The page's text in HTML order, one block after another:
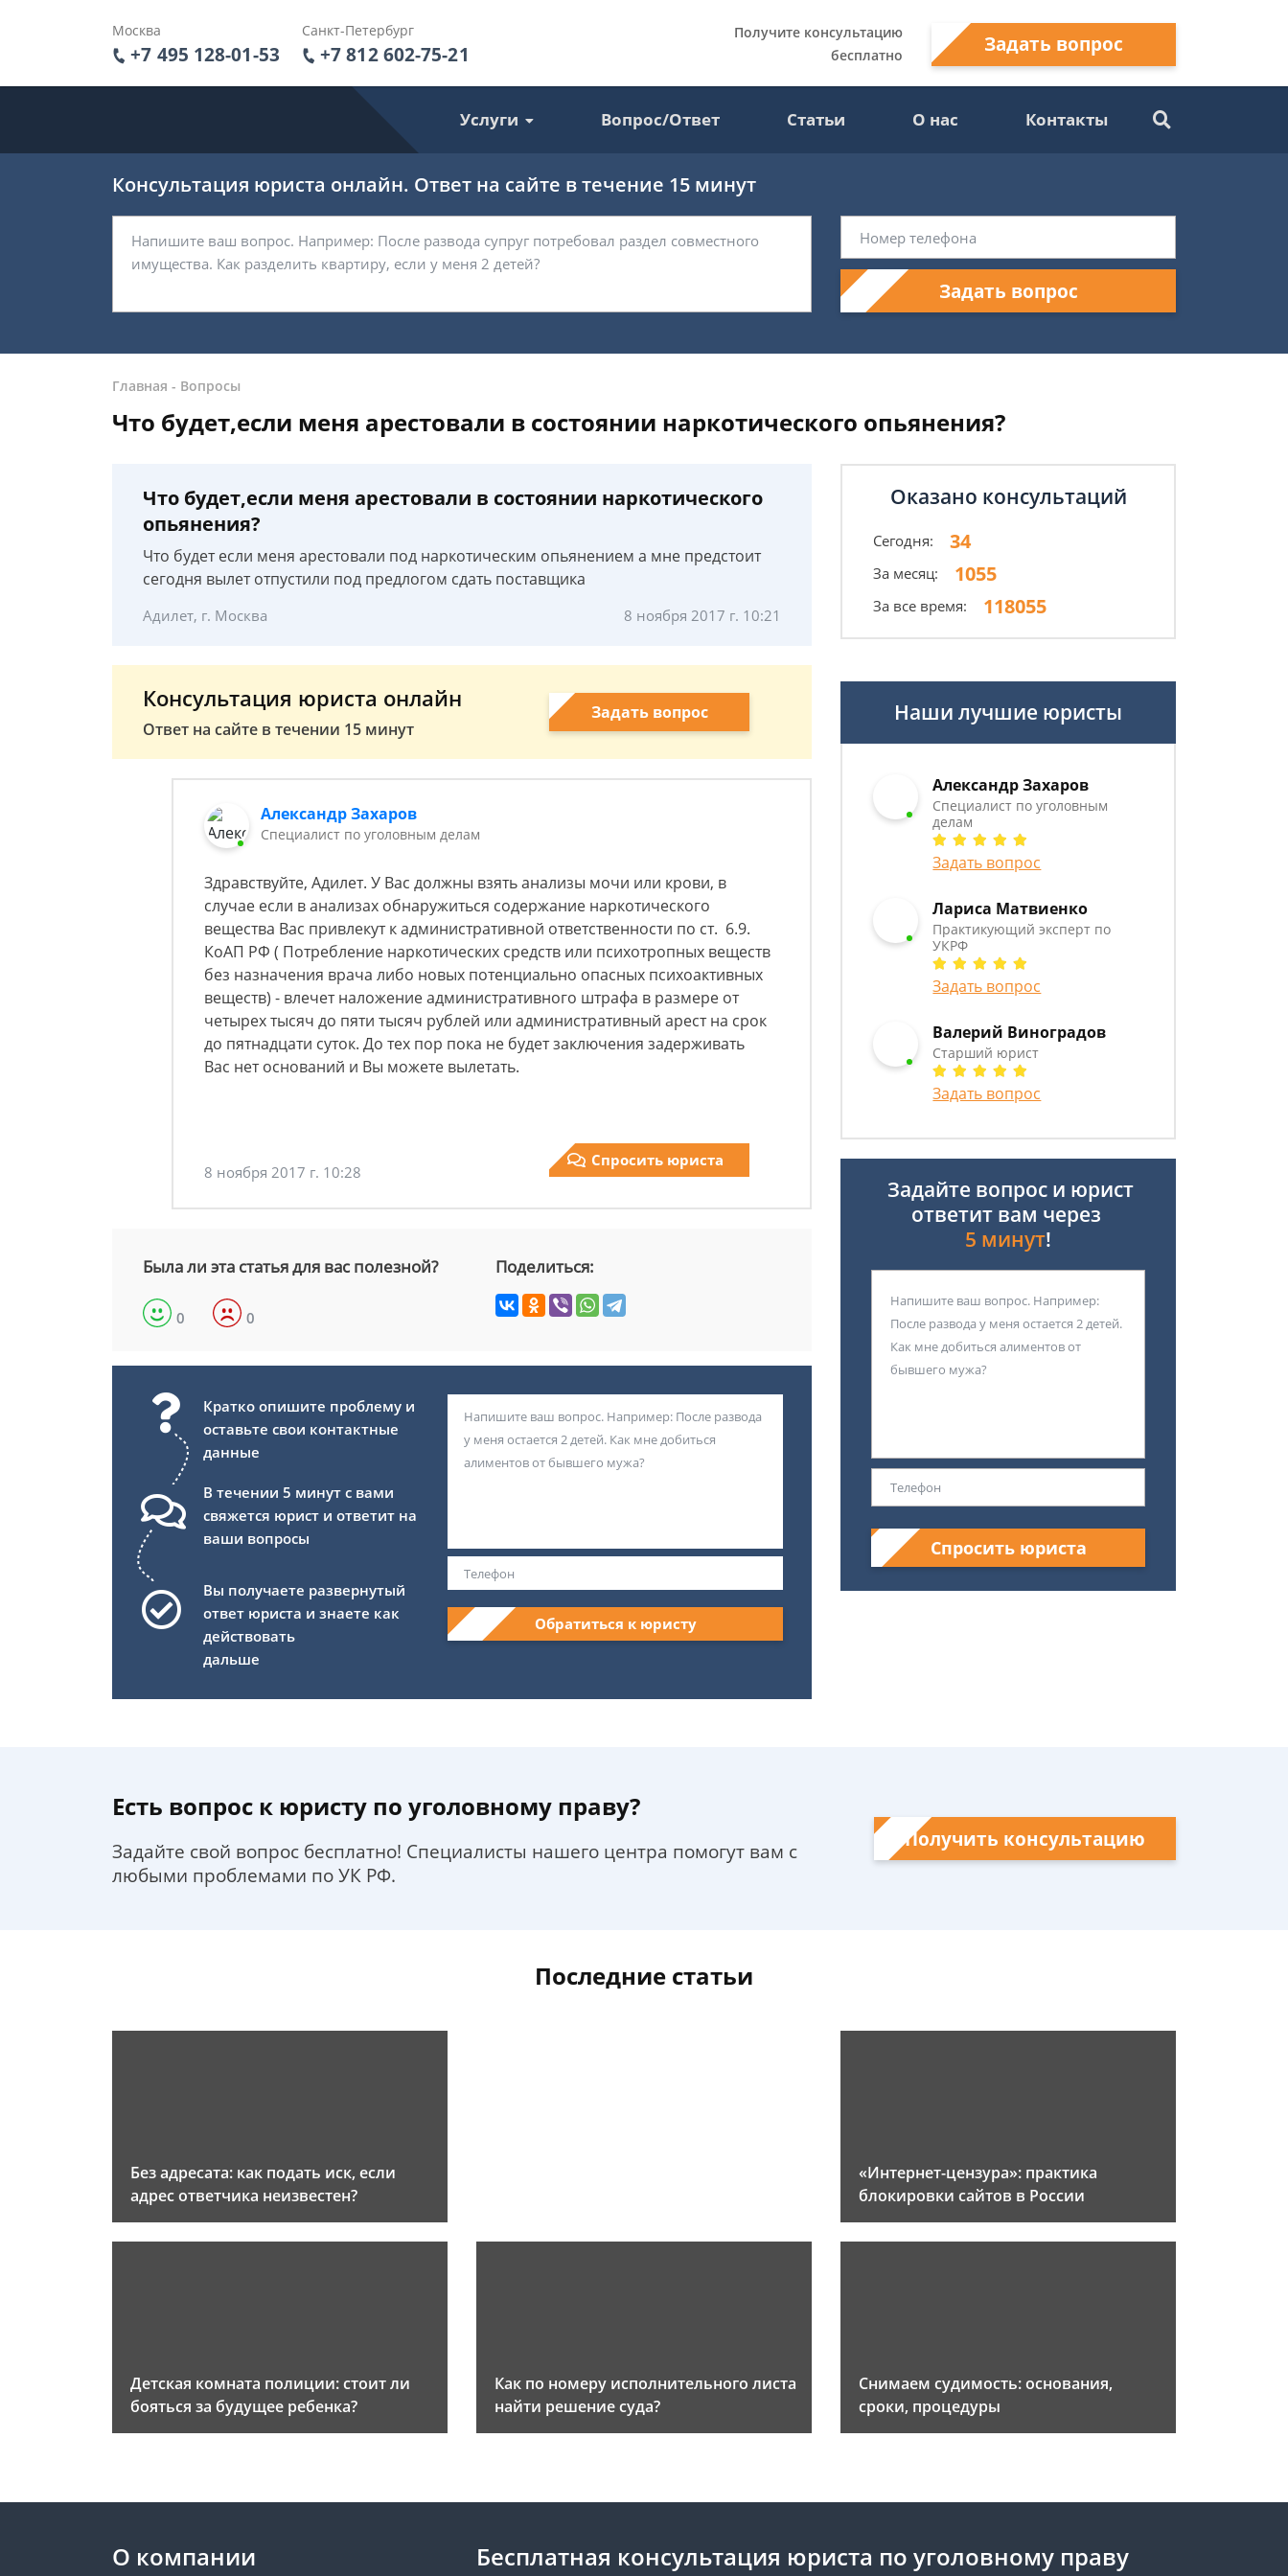
Москва
+7 495 128-01-53
Санкт-Петербург
+7 812 602-75-21
Получите консультацию
бесплатно
Задать вопрос
Услуги Вопрос/Ответ Статьи О нас Контакты
Консультация юриста онлайн. Ответ на сайте в течение 15 минут
Задать вопрос
Главная - Вопросы
Что будет,если меня арестовали в состоянии наркотического опьянения?
Что будет,если меня арестовали в состоянии наркотического
опьянения?
Что будет если меня арестовали под наркотическим опьянением а мне предстоит
сегодня вылет отпустили под предлогом сдать поставщика
Адилет, г. Москва 8 ноября 2017 г. 10:21
Консультация юриста онлайн
Ответ на сайте в течении 15 минут
Задать вопрос
Александр Захаров
Специалист по уголовным делам
Здравствуйте, Адилет. У Вас должны взять анализы мочи или крови, в
случае если в анализах обнаружиться содержание наркотического
вещества Вас привлекут к административной ответственности по ст. 6.9.
КоАП РФ ( Потребление наркотических средств или психотропных веществ
без назначения врача либо новых потенциально опасных психоактивных
веществ) - влечет наложение административного штрафа в размере от
четырех тысяч до пяти тысяч рублей или административный арест на срок
до пятнадцати суток. До тех пор пока не будет заключения задерживать
Вас нет оснований и Вы можете вылетать.
8 ноября 2017 г. 10:28
Спросить юриста
Была ли эта статья для вас полезной?
0 0
Поделиться:
Кратко опишите проблему и
оставьте свои контактные
данные
В течении 5 минут с вами
свяжется юрист и ответит на
ваши вопросы
Вы получаете развернутый
ответ юриста и знаете как
действовать
дальше
Обратиться к юристу
Оказано консультаций
Сегодня: 34
За месяц: 1055
За все время: 118055
Наши лучшие юристы
Александр Захаров
Специалист по уголовным
делам
Задать вопрос
Лариса Матвиенко
Практикующий эксперт по
УКРФ
Задать вопрос
Валерий Виноградов
Старший юрист
Задать вопрос
Задайте вопрос и юрист
ответит вам через
5 минут!
Спросить юриста
Есть вопрос к юристу по уголовному праву?
Задайте свой вопрос бесплатно! Специалисты нашего центра помогут вам с
любыми проблемами по УК РФ.
Получить консультацию
Последние статьи
Без адресата: как подать иск, если
адрес ответчика неизвестен?
«Интернет-цензура»: практика
блокировки сайтов в России
Детская комната полиции: стоит ли
бояться за будущее ребенка?
Как по номеру исполнительного листа
найти решение суда?
Снимаем судимость: основания,
сроки, процедуры
О компании Бесплатная консультация юриста по уголовному праву